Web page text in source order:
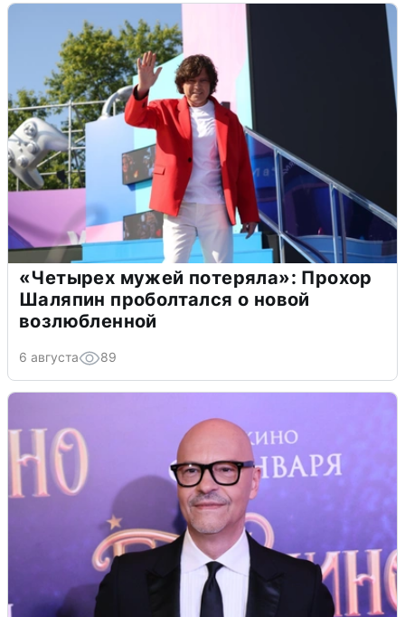
«Четырех мужей потеряла»: Прохор
Шаляпин проболтался о новой
возлюбленной
6 августа 89